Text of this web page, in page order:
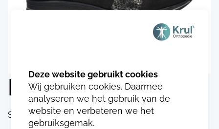
Durea 1077.9752
SKU:DU107717497523
Wij gebruiken cookies. Daarmee
analyseren we het gebruik van de
website en verbeteren we het
gebruiksgemak.